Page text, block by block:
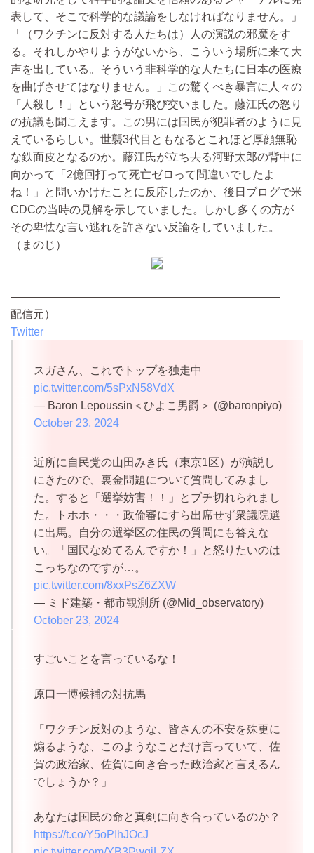
表して、そこで科学的な議論をしなければなりません。」
「（ワクチンに反対する人たちは）人の演説の邪魔をす
る。それしかやりようがないから、こういう場所に来て大
声を出している。そういう非科学的な人たちに日本の医療
を曲げさせてはなりません。」この驚くべき暴言に人々の
「人殺し！」という怒号が飛び交いました。藤江氏の怒り
の抗議も聞こえます。この男には国民が犯罪者のように見
えているらしい。世襲3代目ともなるとこれほど厚顔無恥
な鉄面皮となるのか。藤江氏が立ち去る河野太郎の背中に
向かって「2億回打って死亡ゼロって間違いでしたよ
ね！」と問いかけたことに反応したのか、後日ブログで米
CDCの当時の見解を示していました。しかし多くの方が
その卑怯な言い逃れを許さない反論をしていました。
（まのじ）
————————————————————————
配信元）
Twitter
スガさん、これでトップを独走中
pic.twitter.com/5sPxN58VdX
— Baron Lepoussin＜ひよこ男爵＞ (@baronpiyo)
October 23, 2024
近所に自民党の山田みき氏（東京1区）が演説し
にきたので、裏金問題について質問してみまし
た。すると「選挙妨害！！」とブチ切れられまし
た。トホホ・・・政倫審にすら出席せず衆議院選
に出馬。自分の選挙区の住民の質問にも答えな
い。「国民なめてるんですか！」と怒りたいのは
こっちなのですが…。
pic.twitter.com/8xxPsZ6ZXW
— ミド建築・都市観測所 (@Mid_observatory)
October 23, 2024
すごいことを言っているな！
原口一博候補の対抗馬
「ワクチン反対のような、皆さんの不安を殊更に
煽るような、このようなことだけ言っていて、佐
賀の政治家、佐賀に向き合った政治家と言えるん
でしょうか？」
あなたは国民の命と真剣に向き合っているのか？
https://t.co/Y5oPIhJOcJ